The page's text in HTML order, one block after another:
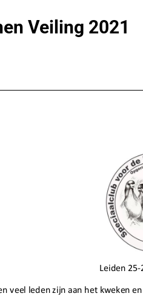
Veiling 2021